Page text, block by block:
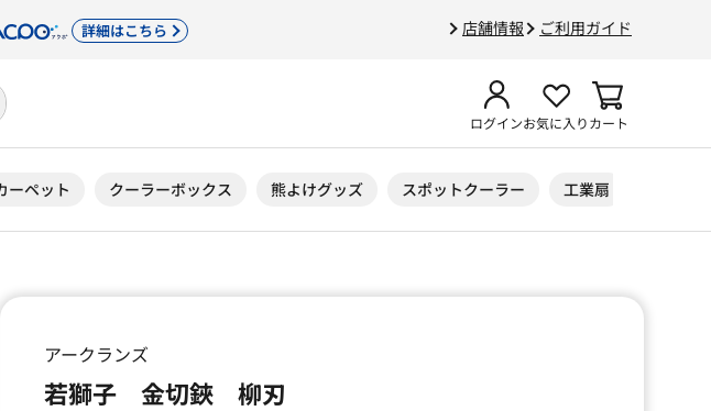
店舗情報 ご利用ガイド
詳細はこちら
ログインお気に入りカート
ーペット クーラーボックス 熊よけグッズ スポットクーラー 工業扇
アークランズ
若獅子 金切鋏 柳刃